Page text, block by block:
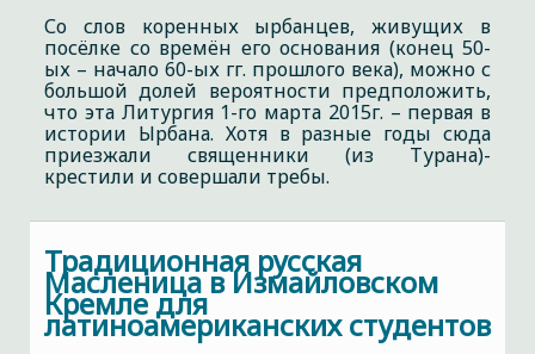
Со слов коренных ырбанцев, живущих в
посёлке со времён его основания (конец 50-
ых – начало 60-ых гг. прошлого века), можно с
большой долей вероятности предположить,
что эта Литургия 1-го марта 2015г. – первая в
истории Ырбана. Хотя в разные годы сюда
приезжали священники (из Турана)-
крестили и совершали требы.
Традиционная русская
Масленица в Измайловском
Кремле для
латиноамериканских студентов